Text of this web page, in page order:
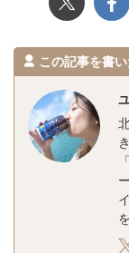
この記事を書い